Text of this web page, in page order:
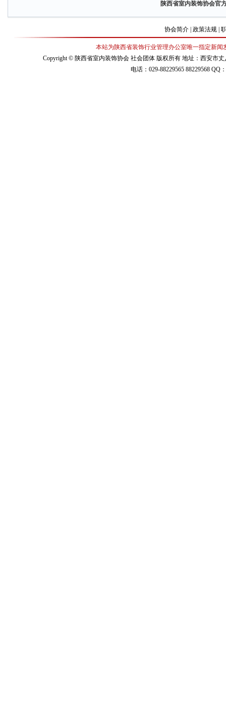
陕西省室内装饰协会官